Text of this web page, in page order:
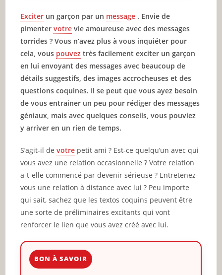
Exciter un garçon par un message . Envie de
pimentervotre vie amoureuse avec des messages
torrides ? Vous n’avez plus à vous inquiéter pour
cela, vous pouvez très facilement exciter un garçon
en lui envoyant des messages avec beaucoup de
détails suggestifs, des images accrocheuses et des
questions coquines. Il se peut que vous ayez besoin
de vous entrainer un peu pour rédiger des messages
géniaux, mais avec quelques conseils, vous pouviez
y arriver en un rien de temps.
S’agit-il devotre petit ami ? Est-ce quelqu’un avec qui
vous avez une relation occasionnelle ? Votre relation
a-t-elle commencé par devenir sérieuse ? Entretenez-
vous une relation à distance avec lui ? Peu importe
qui sait, sachez que les textos coquins peuvent être
une sorte de préliminaires excitants qui vont
renforcer le lien que vous avez créé avec lui.
BON À SAVOIR